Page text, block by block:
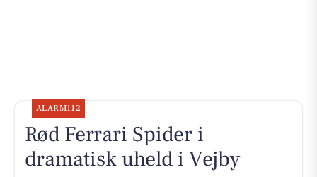
ALARM112
Rød Ferrari Spider i
dramatisk uheld i Vejby